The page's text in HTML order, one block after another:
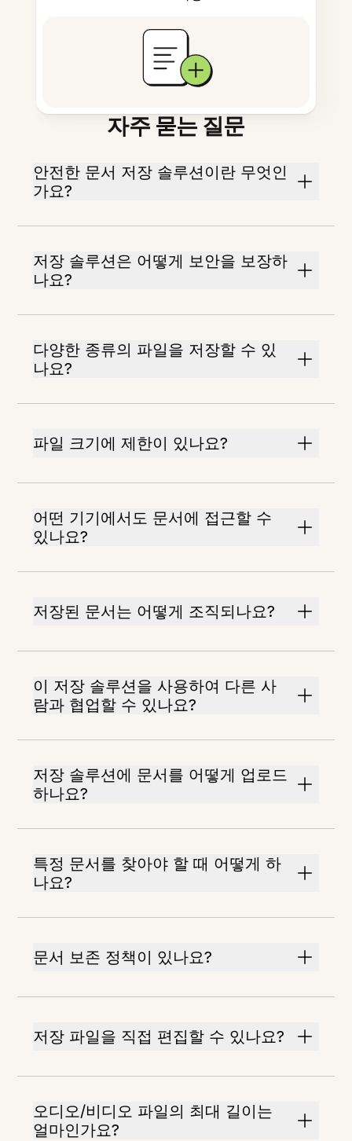
자주 묻는 질문
안전한 문서 저장 솔루션이란 무엇인
가요?
저장 솔루션은 어떻게 보안을 보장하
나요?
다양한 종류의 파일을 저장할 수 있
나요?
파일 크기에 제한이 있나요?
어떤 기기에서도 문서에 접근할 수
있나요?
저장된 문서는 어떻게 조직되나요?
이 저장 솔루션을 사용하여 다른 사
람과 협업할 수 있나요?
저장 솔루션에 문서를 어떻게 업로드
하나요?
특정 문서를 찾아야 할 때 어떻게 하
나요?
문서 보존 정책이 있나요?
저장 파일을 직접 편집할 수 있나요?
오디오/비디오 파일의 최대 길이는
얼마인가요?